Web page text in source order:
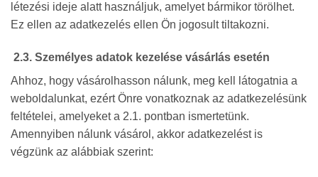
létezési ideje alatt használjuk, amelyet bármikor törölhet.
Ez ellen az adatkezelés ellen Ön jogosult tiltakozni.
2.3. Személyes adatok kezelése vásárlás esetén
Ahhoz, hogy vásárolhasson nálunk, meg kell látogatnia a
weboldalunkat, ezért Önre vonatkoznak az adatkezelésünk
feltételei, amelyeket a 2.1. pontban ismertetünk.
Amennyiben nálunk vásárol, akkor adatkezelést is
végzünk az alábbiak szerint: